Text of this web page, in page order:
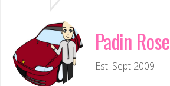
Padin Rose
Est. Sept 2009